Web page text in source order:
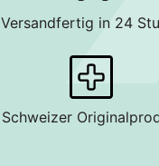
Versandfertig in 24
Schweizer